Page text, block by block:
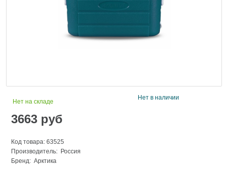
Нет на складе
3663 руб
Код товара: 63525
Производитель: Россия
Бренд: Арктика
Нет в наличии